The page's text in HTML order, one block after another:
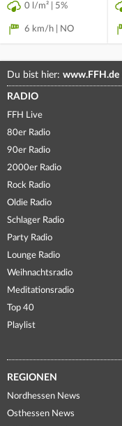
0 l/m² | 5%
6 km/h | NO
Du bist hier: www.FFH.de
RADIO
FFH Live
80er Radio
90er Radio
2000er Radio
Rock Radio
Oldie Radio
Schlager Radio
Party Radio
Lounge Radio
Weihnachtsradio
Meditationsradio
Top 40
Playlist
REGIONEN
Nordhessen News
Osthessen News